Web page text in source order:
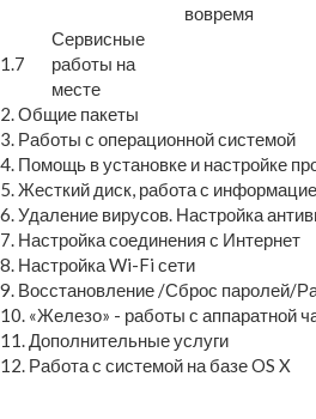
вовремя
1.7
Сервисные
работы на
месте
2. Общие пакеты
3. Работы с операционной системой
4. Помощь в установке и настройке
5. Жесткий диск, работа с
6. Удаление вирусов. Настройка
7. Настройка соединения с Интернет
8. Настройка Wi-Fi сети
9. Восстановление /Сброс паролей/
10. «Железо» - работы с аппаратной
11. Дополнительные услуги
12. Работа с системой на базе OS X